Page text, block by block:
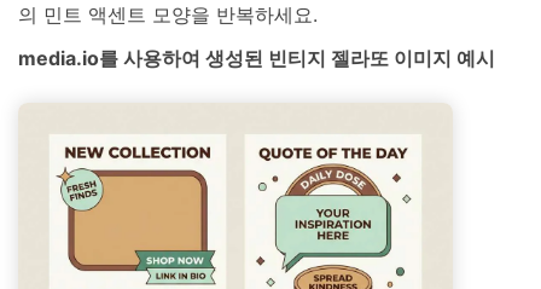
의 민트 액센트 모양을 반복하세요.
media.io를 사용하여 생성된 빈티지 젤라또 이미지 예시